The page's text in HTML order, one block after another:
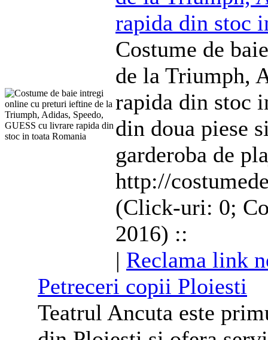
rapida din stoc
Costume de
de la Triumph,
rapida din stoc
din doua piese
garderoba de
http://
(Click-uri: 0;
2016) ::
| Reclama link
Petreceri copii Ploiesti
Teatrul Ancuta este